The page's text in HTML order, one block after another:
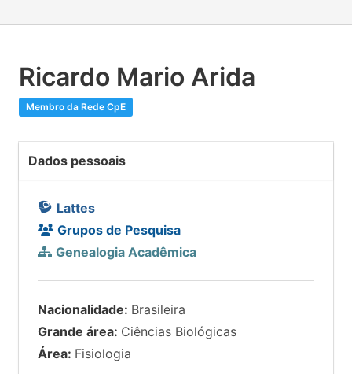
Ricardo Mario Arida
Membro da Rede CpE
Dados pessoais
Lattes
Grupos de Pesquisa
Genealogia Acadêmica
Nacionalidade: Brasileira
Grande área: Ciências Biológicas
Área: Fisiologia